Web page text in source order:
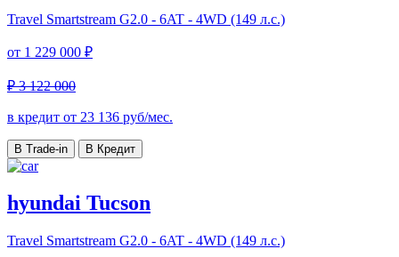
Travel Smartstream G2.0 - 6AT - 4WD (149 л.с.)
от 1 229 000 ₽
₽ 3 122 000
в кредит от 23 136 руб/мес.
В Trade-in В Кредит
hyundai Tucson
Travel Smartstream G2.0 - 6AT - 4WD (149 л.с.)